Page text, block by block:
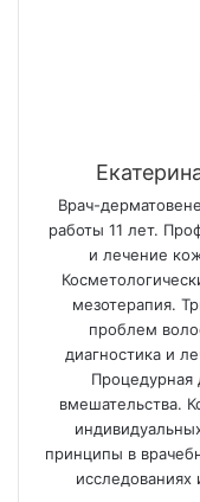
Врач-
работы 11 лет.
и лечение
мезотерапия.
проблем
диагностика и
Процедурная
вмешательства.
принципы в